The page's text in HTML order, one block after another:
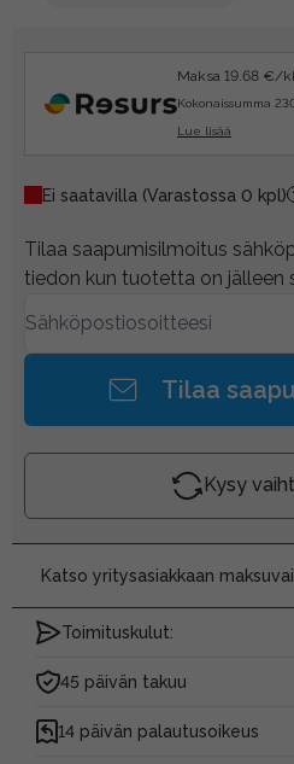
Maksa 19.68 €/
Kokonaissumma
Lue lisää
Ei saatavilla (Varastossa 0 kpl)
Tilaa saapumisilmoitus
tiedon kun tuotetta on jälleen
Tilaa
Kysy
Katso yritysasiakkaan
Toimituskulut:
45 päivän takuu
14 päivän palautusoikeus